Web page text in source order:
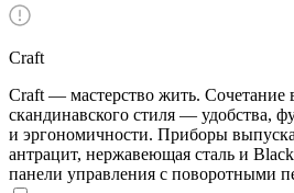
Craft
Craft — мастерство жить. Сочетание
скандинавского стиля — удобства,
и эргономичности. Приборы
антрацит, нержавеющая сталь и
панели управления с поворотными